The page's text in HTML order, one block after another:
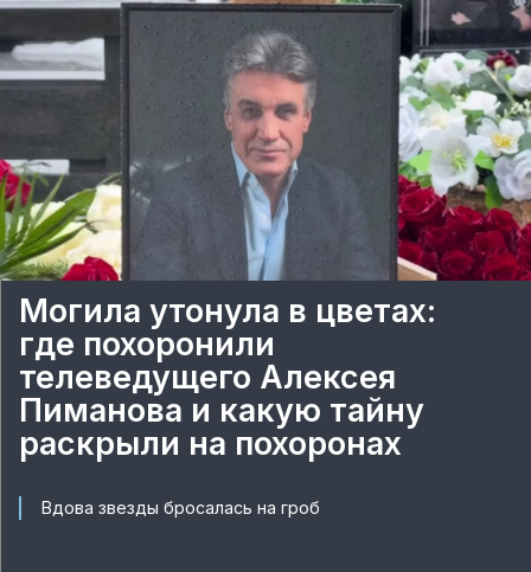
Могила утонула в цветах:
где похоронили
телеведущего Алексея
Пиманова и какую тайну
раскрыли на похоронах
Вдова звезды бросалась на гроб